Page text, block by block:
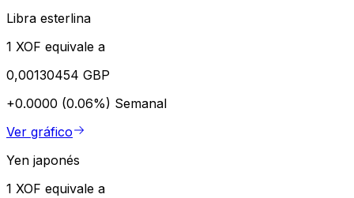
Libra esterlina
1 XOF equivale a
0,00130454 GBP
+0.0000 (0.06%) Semanal
Ver gráfico
Yen japonés
1 XOF equivale a